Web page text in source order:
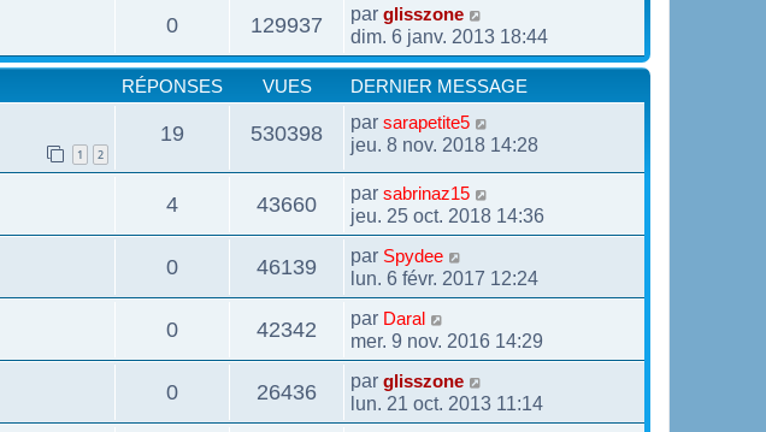
0 129937 par glisszone
dim. 6 janv. 2013 18:44
RÉPONSES VUES DERNIER MESSAGE
1 2
19 530398 par sarapetite5
jeu. 8 nov. 2018 14:28
4 43660 par sabrinaz15
jeu. 25 oct. 2018 14:36
0 46139 par Spydee
lun. 6 févr. 2017 12:24
0 42342 par Daral
mer. 9 nov. 2016 14:29
0 26436 par glisszone
lun. 21 oct. 2013 11:14